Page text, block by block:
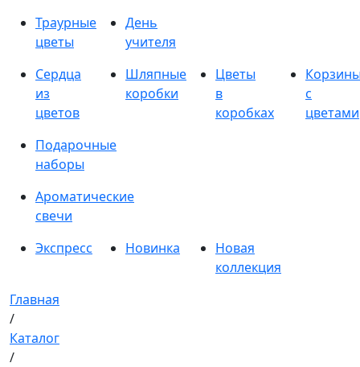
Траурные
цветы
День
учителя
Сердца
из
цветов
Шляпные
коробки
Цветы
в
коробках
с
цветами
Подарочные
наборы
Ароматические
свечи
Экспресс
Новинка
Новая
коллекция
Главная
/
Каталог
/